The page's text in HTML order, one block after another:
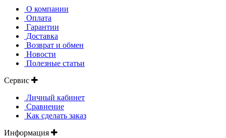
О компании
Оплата
Гарантии
Доставка
Возврат и обмен
Новости
Полезные статьи
Сервис
Личный кабинет
Сравнение
Как сделать заказ
Информация